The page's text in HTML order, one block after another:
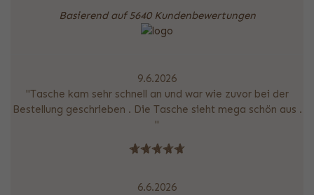
Basierend auf 5640 Kundenbewertungen
9.6.2026
"Tasche kam sehr schnell an und war wie zuvor bei der
Bestellung geschrieben . Die Tasche sieht mega schön aus .
"
6.6.2026